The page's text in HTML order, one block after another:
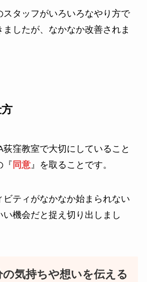
スタッフがいろいろなやり方で
したが、なかなか改善されま
荻窪教室で大切にしていること
『 同意』を取ることです。
ビティがなかなか始まられない
機会だと捉え切り出しまし
の気持ちや想いを伝える